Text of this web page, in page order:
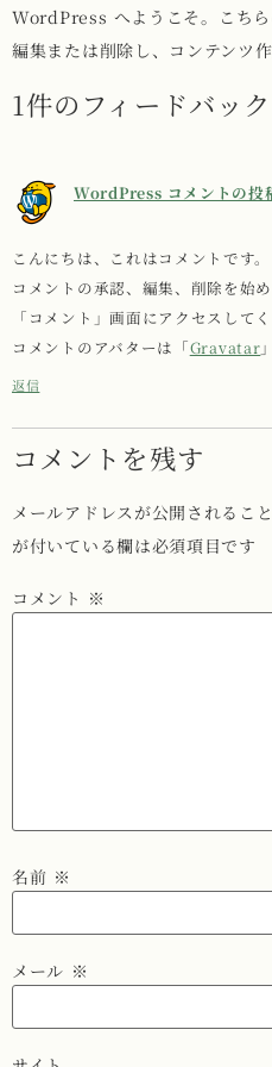
WordPress へようこそ。こちら
編集または削除し、コンテンツ
1件のフィードバック
WordPress コメントの投
こんにちは、これはコメントです。
コメントの承認、編集、削除を始
「コメント」画面にアクセスしてく
コメントのアバターは「Gravatar
返信
コメントを残す
メールアドレスが公開されるこ
が付いている欄は必須項目です
コメント ※
名前 ※
メール ※